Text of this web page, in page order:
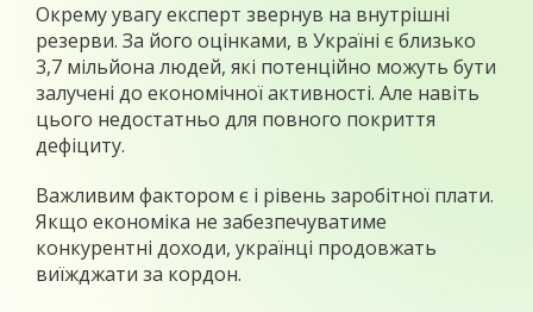
Окрему увагу експерт звернув на внутрішні
резерви. За його оцінками, в Україні є близько
3,7 мільйона людей, які потенційно можуть бути
залучені до економічної активності. Але навіть
цього недостатньо для повного покриття
дефіциту.
Важливим фактором є і рівень заробітної плати.
Якщо економіка не забезпечуватиме
конкурентні доходи, українці продовжать
виїжджати за кордон.